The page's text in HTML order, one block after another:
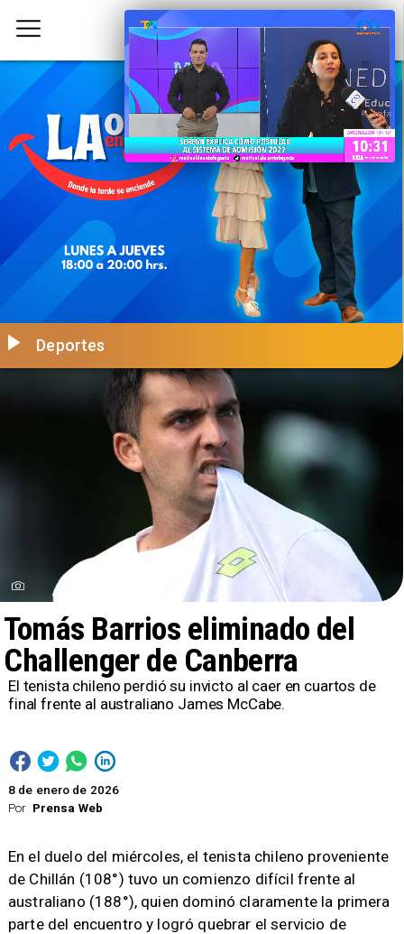
Por Prensa Web
Tomás Barrios eliminado del
Challenger de Canberra
Deportes
8 de enero de 2026
El tenista chileno perdió su invicto al caer en cuartos de
final frente al australiano James McCabe.
En el duelo del miércoles, el tenista chileno proveniente
de Chillán (108°) tuvo un comienzo difícil frente al
australiano (188°), quien dominó claramente la primera
parte del encuentro y logró quebrar el servicio de